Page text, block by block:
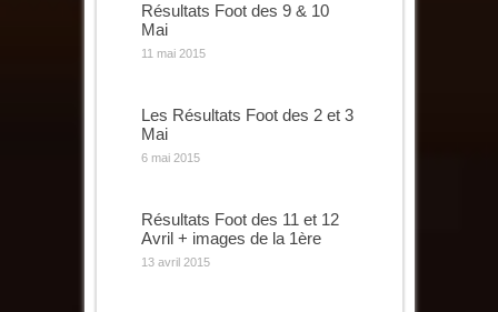
Résultats Foot des 9 & 10
Mai
11 mai 2015
Les Résultats Foot des 2 et 3
Mai
6 mai 2015
Résultats Foot des 11 et 12
Avril + images de la 1ère
13 avril 2015